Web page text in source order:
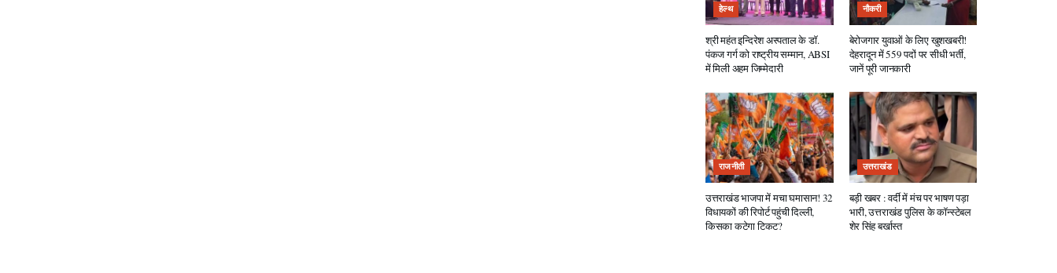
हेल्थ
श्री महंत इन्दिरेश अस्पताल के डॉ.
पंकज गर्ग को राष्ट्रीय सम्मान, ABSI
में मिली अहम जिम्मेदारी
नौकरी
बेरोजगार युवाओं के लिए खुशखबरी!
देहरादून में 559 पदों पर सीधी भर्ती,
जानें पूरी जानकारी
राजनीती
उत्तराखंड भाजपा में मचा घमासान! 32
विधायकों की रिपोर्ट पहुंची दिल्ली,
किसका कटेगा टिकट?
उत्तराखंड
बड़ी खबर : वर्दी में मंच पर भाषण पड़ा
भारी, उत्तराखंड पुलिस के कॉन्स्टेबल
शेर सिंह बर्खास्त